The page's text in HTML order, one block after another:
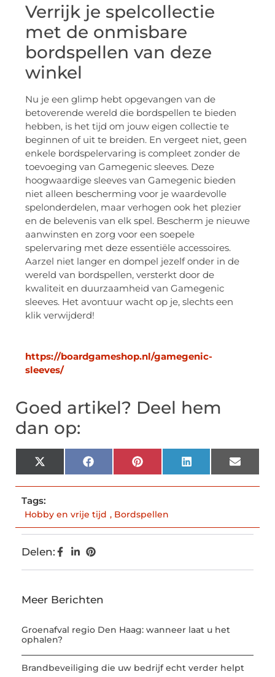
Verrijk je spelcollectie
met de onmisbare
bordspellen van deze
winkel
Nu je een glimp hebt opgevangen van de
betoverende wereld die bordspellen te bieden
hebben, is het tijd om jouw eigen collectie te
beginnen of uit te breiden. En vergeet niet, geen
enkele bordspelervaring is compleet zonder de
toevoeging van Gamegenic sleeves. Deze
hoogwaardige sleeves van Gamegenic bieden
niet alleen bescherming voor je waardevolle
spelonderdelen, maar verhogen ook het plezier
en de belevenis van elk spel. Bescherm je nieuwe
aanwinsten en zorg voor een soepele
spelervaring met deze essentiële accessoires.
Aarzel niet langer en dompel jezelf onder in de
wereld van bordspellen, versterkt door de
kwaliteit en duurzaamheid van Gamegenic
sleeves. Het avontuur wacht op je, slechts een
klik verwijderd!
https://boardgameshop.nl/gamegenic-
sleeves/
Goed artikel? Deel hem
dan op:
X
(Twitter)
FacebookPinterestLinkedInEmail
Tags:
Hobby en vrije tijd , Bordspellen
Delen:
Meer Berichten
Groenafval regio Den Haag: wanneer laat u het
ophalen?
Brandbeveiliging die uw bedrijf echt verder helpt